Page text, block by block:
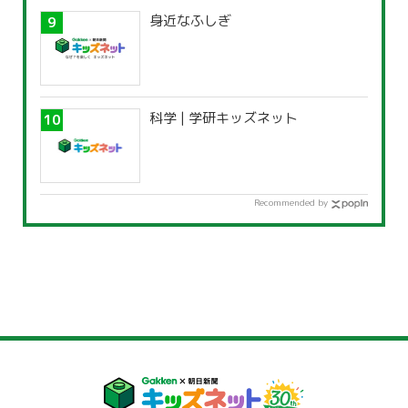
身近なふしぎ
科学 | 学研キッズネット
Recommended by